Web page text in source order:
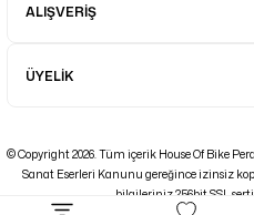
ALIŞVERİŞ
ÜYELİK
© Copyright 2026. Tüm içerik House Of Bike
Sanat Eserleri Kanunu gereğince izinsiz
bilgileriniz 256bit SSL